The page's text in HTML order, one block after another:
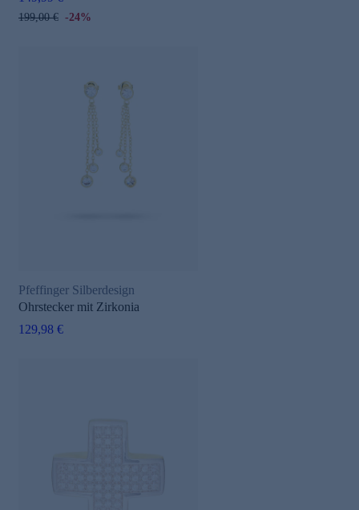
199,00 € -24%
Pfeffinger Silberdesign
Ohrstecker mit Zirkonia
129,98 €